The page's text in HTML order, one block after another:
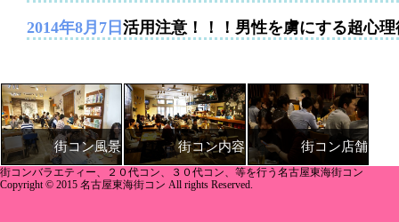
2014年8月7日 活用注意！！！男性を虜にする超心理
街コン風景 街コン内容 街コン店舗
街コンバラエティー、２０代コン、３０代コン、等を行う名古屋東海街コン
Copyright © 2015 名古屋東海街コン All rights Reserved.